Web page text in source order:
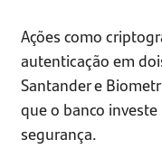
Ações como
autenticação em
Santander e
que o banco
segurança.